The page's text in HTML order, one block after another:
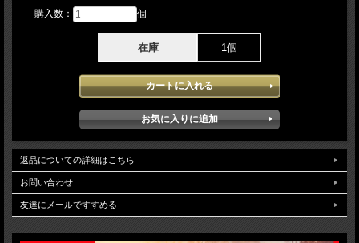
●ジェードG-10 ハンドル
＋ブルーライナー入り
手にフィットするようにシェイプされております
購入数： 個
在庫 1個
返品についての詳細はこちら
お問い合わせ
友達にメールですすめる